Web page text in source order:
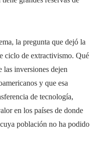
la pregunta que dejó la
ciclo de extractivismo. Qué
las inversiones dejen
y que esa
de tecnología,
en los países de donde
población no ha podido